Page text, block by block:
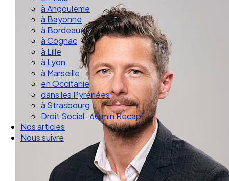
à Angouleme
à Bayonne
à Bordeaux
à Cognac
à Lille
à Lyon
à Marseille
en Occitanie
dans les Pyrénées
à Strasbourg
Droit Social : 60 min Recap’
Nos articles
Nous suivre